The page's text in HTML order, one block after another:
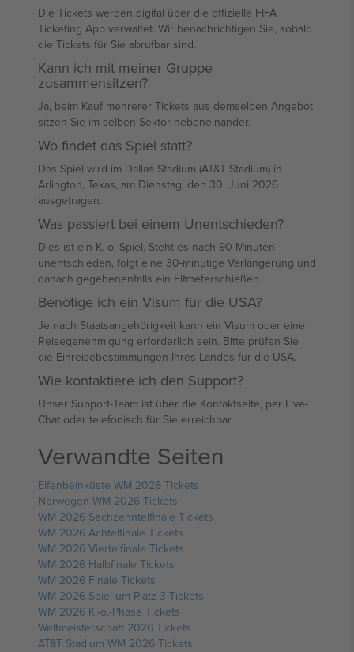
Die Tickets werden digital über die offizielle FIFA
Ticketing App verwaltet. Wir benachrichtigen Sie, sobald
die Tickets für Sie abrufbar sind.
Kann ich mit meiner Gruppe
zusammensitzen?
Ja, beim Kauf mehrerer Tickets aus demselben Angebot
sitzen Sie im selben Sektor nebeneinander.
Wo findet das Spiel statt?
Das Spiel wird im Dallas Stadium (AT&T Stadium) in
Arlington, Texas, am Dienstag, den 30. Juni 2026
ausgetragen.
Was passiert bei einem Unentschieden?
Dies ist ein K.-o.-Spiel. Steht es nach 90 Minuten
unentschieden, folgt eine 30-minütige Verlängerung und
danach gegebenenfalls ein Elfmeterschießen.
Benötige ich ein Visum für die USA?
Je nach Staatsangehörigkeit kann ein Visum oder eine
Reisegenehmigung erforderlich sein. Bitte prüfen Sie
die Einreisebestimmungen Ihres Landes für die USA.
Wie kontaktiere ich den Support?
Unser Support-Team ist über die Kontaktseite, per Live-
Chat oder telefonisch für Sie erreichbar.
Verwandte Seiten
Elfenbeinküste WM 2026 Tickets
Norwegen WM 2026 Tickets
WM 2026 Sechzehntelfinale Tickets
WM 2026 Achtelfinale Tickets
WM 2026 Viertelfinale Tickets
WM 2026 Halbfinale Tickets
WM 2026 Finale Tickets
WM 2026 Spiel um Platz 3 Tickets
WM 2026 K.-o.-Phase Tickets
Weltmeisterschaft 2026 Tickets
AT&T Stadium WM 2026 Tickets